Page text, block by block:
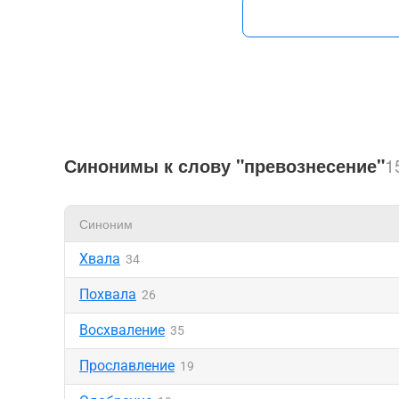
Синонимы к слову "превознесение"
Синоним
Хвала 34
Похвала 26
Восхваление 35
Прославление 19